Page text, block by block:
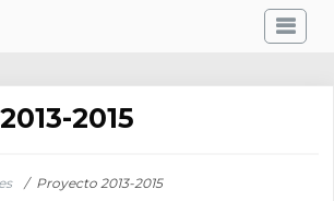
2015
/ Proyecto 2013-2015